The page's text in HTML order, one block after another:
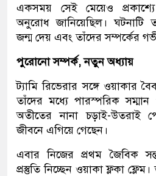
একসময় সেই মেয়েও
অনুরোধ জানিয়েছিল।
জন্ম দেয় এবং তাঁদের সম্পর্কের
পুরোনো সম্পর্ক, নতুন অধ্যায়
ট্যামি রিভেরার সঙ্গে ওয়াকার
তাঁদের মধ্যে পারস্পরিক
অতীতের নানা চড়াই-উতরাই
জীবনে এগিয়ে গেছেন।
এবার নিজের প্রথম জৈবিক
প্রস্তুতি নিচ্ছেন ওয়াকা ফ্লকা